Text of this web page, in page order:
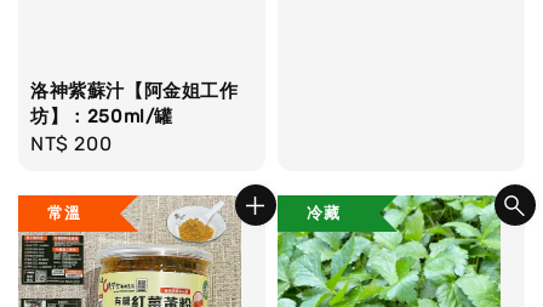
洛神紫蘇汁【阿金姐工作
坊】：250ml/罐
Regular
NT$ 200
常溫 冷藏